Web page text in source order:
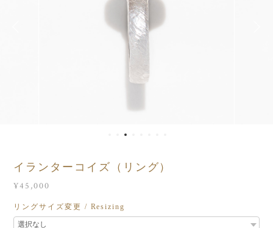
イランターコイズ（リング）
¥45,000
リングサイズ変更 / Resizing